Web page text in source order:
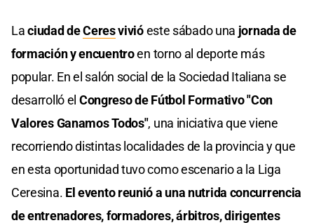
Laciudad deCeresvivióeste sábado una jornada de
formación y encuentroen torno al deporte más
popular. En el salón social de la Sociedad Italiana se
desarrolló el Congreso de Fútbol Formativo "Con
Valores Ganamos Todos", una iniciativa que viene
recorriendo distintas localidades de la provincia y que
en esta oportunidad tuvo como escenario a la Liga
Ceresina. El evento reunió a una nutrida concurrencia
de entrenadores, formadores, árbitros, dirigentes